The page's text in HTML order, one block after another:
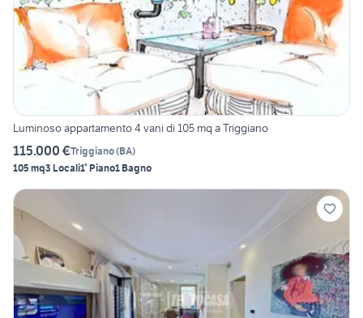
Luminoso appartamento 4 vani di 105 mq a Triggiano
115.000 €Triggiano(BA)
105 mq3 Locali1° Piano1 Bagno